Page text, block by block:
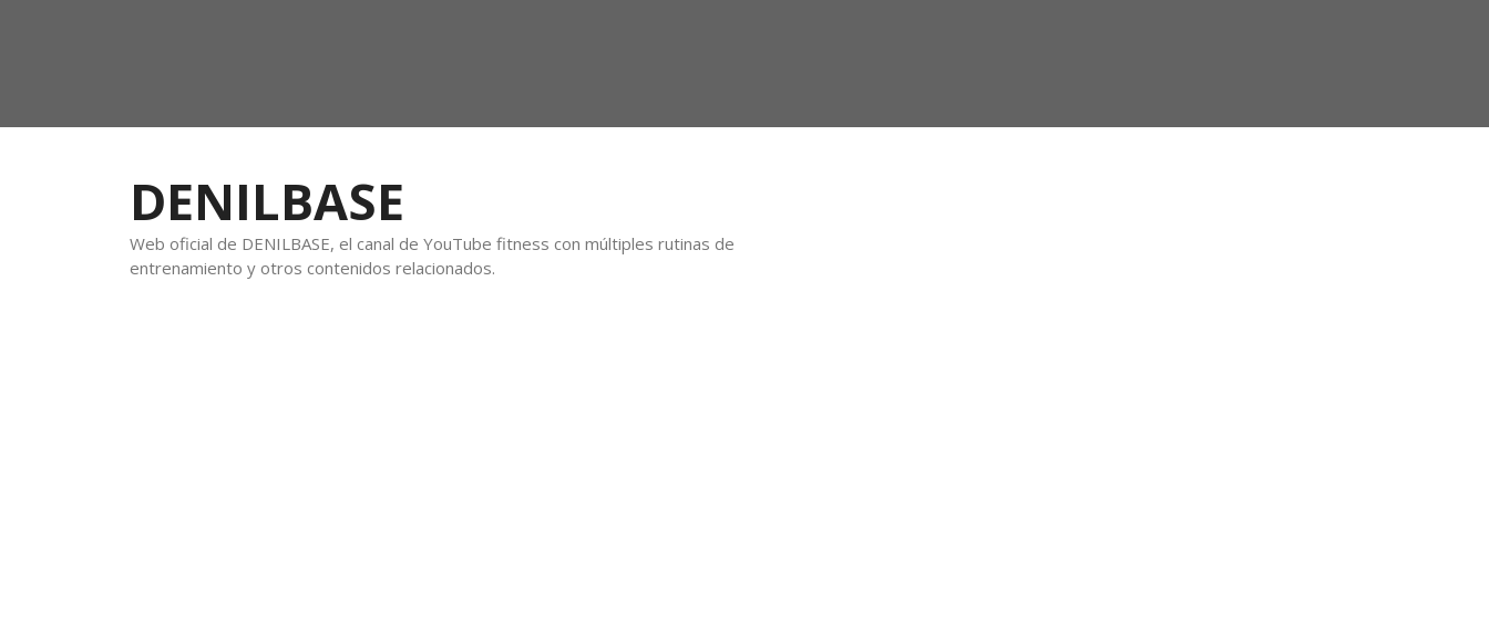
DENILBASE
Web oficial de DENILBASE, el canal de YouTube fitness con múltiples rutinas de
entrenamiento y otros contenidos relacionados.